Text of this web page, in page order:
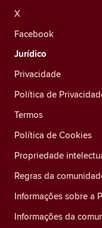
X
Facebook
Jurídico
Privacidade
Política de
Termos
Política de Cookies
Propriedade
Regras da
Informações sobre a
Informações da